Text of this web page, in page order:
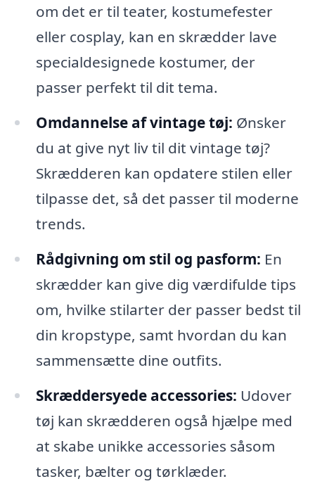
om det er til teater, kostumefester
eller cosplay, kan en skrædder lave
specialdesignede kostumer, der
passer perfekt til dit tema.
Omdannelse af vintage tøj: Ønsker
du at give nyt liv til dit vintage tøj?
Skrædderen kan opdatere stilen eller
tilpasse det, så det passer til moderne
trends.
Rådgivning om stil og pasform: En
skrædder kan give dig værdifulde tips
om, hvilke stilarter der passer bedst til
din kropstype, samt hvordan du kan
sammensætte dine outfits.
Skræddersyede accessories: Udover
tøj kan skrædderen også hjælpe med
at skabe unikke accessories såsom
tasker, bælter og tørklæder.